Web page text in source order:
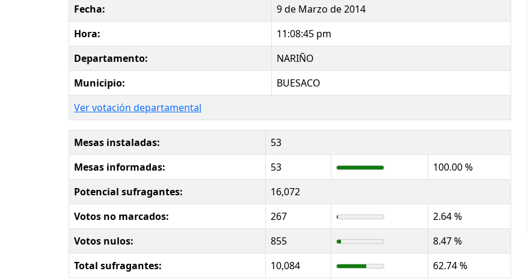
Fecha:
9 de Marzo de 2014
Hora:
11:08:45 pm
Departamento:
NARIÑO
Municipio:
BUESACO
Ver votación departamental
Mesas instaladas:
53
Mesas informadas:
53
100.00 %
Potencial sufragantes:
16,072
Votos no marcados:
267
2.64 %
Votos nulos:
855
8.47 %
Total sufragantes:
10,084 62.74 %